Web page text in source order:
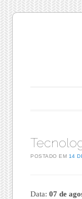
POSTADO EM 14
Data:07 de